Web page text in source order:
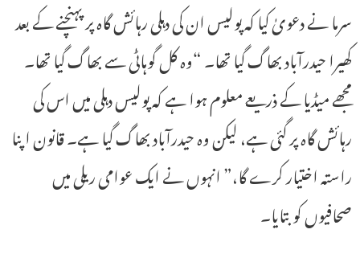
سرما نے دعویٰ کیا کہ پولیس ان کی دہلی رہائش گاہ پر پہنچنے کے بعد
کھیرا حیدرآباد بھاگ گیا تھا۔ “وہ کل گوہاٹی سے بھاگ گیا تھا۔
مجھے میڈیا کے ذریعے معلوم ہوا ہے کہ پولیس دہلی میں اس کی
رہائش گاہ پر گئی ہے، لیکن وہ حیدرآباد بھاگ گیا ہے۔ قانون اپنا
راستہ اختیار کرے گا،” انہوں نے ایک عوامی ریلی میں
صحافیوں کو بتایا۔